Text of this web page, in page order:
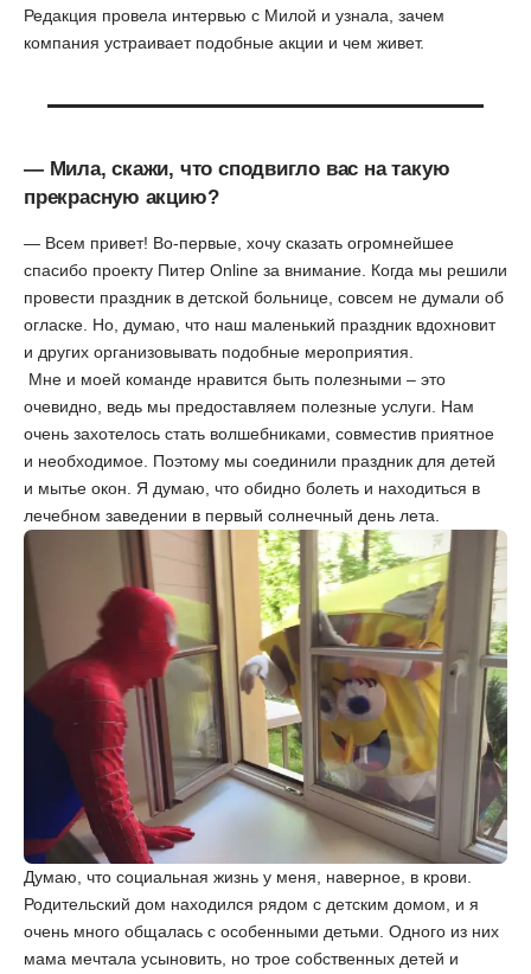
Редакция провела интервью с Милой и узнала, зачем
компания устраивает подобные акции и чем живет.
— Мила, скажи, что сподвигло вас на такую
прекрасную акцию?
— Всем привет! Во-первые, хочу сказать огромнейшее
спасибо проекту Питер Online за внимание. Когда мы решили
провести праздник в детской больнице, совсем не думали об
огласке. Но, думаю, что наш маленький праздник вдохновит
и других организовывать подобные мероприятия.
Мне и моей команде нравится быть полезными – это
очевидно, ведь мы предоставляем полезные услуги. Нам
очень захотелось стать волшебниками, совместив приятное
и необходимое. Поэтому мы соединили праздник для детей
и мытье окон. Я думаю, что обидно болеть и находиться в
лечебном заведении в первый солнечный день лета.
Думаю, что социальная жизнь у меня, наверное, в крови.
Родительский дом находился рядом с детским домом, и я
очень много общалась с особенными детьми. Одного из них
мама мечтала усыновить, но трое собственных детей и